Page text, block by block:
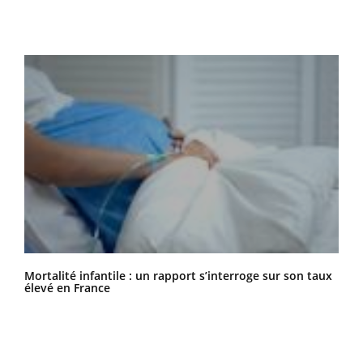
Mortalité infantile : un rapport s’interroge sur son taux
élevé en France